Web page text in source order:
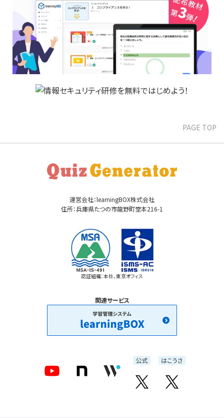
PAGE TOP
運営会社：learningBOX株式会社
住所：兵庫県たつの市龍野町堂本216-1
認証組織：本社、東京オフィス
関連サービス